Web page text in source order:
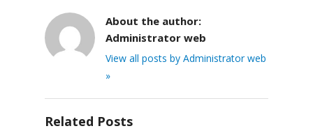
About the author:
Administrator web
View all posts by Administrator web
»
Related Posts